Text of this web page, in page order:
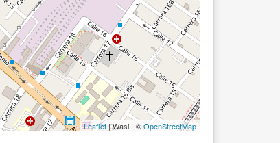
Leaflet| Wasi - ©OpenStreetMap